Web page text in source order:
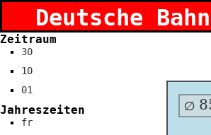
Deutsche Bahn
Zeitraum
30
10
01
Jahreszeiten
fr